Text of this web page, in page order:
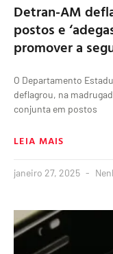
Detran-AM
postos e
promover a
O Departamento
deflagrou, na
conjunta em postos
LEIA MAIS
janeiro 27, 2025